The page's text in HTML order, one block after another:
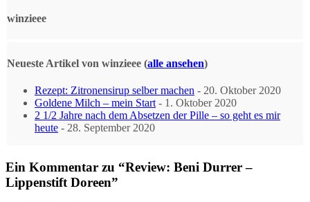
winzieee
Neueste Artikel von winzieee (alle ansehen)
Rezept: Zitronensirup selber machen - 20. Oktober 2020
Goldene Milch – mein Start - 1. Oktober 2020
2 1/2 Jahre nach dem Absetzen der Pille – so geht es mir
heute - 28. September 2020
Ein Kommentar zu “Review: Beni Durrer –
Lippenstift Doreen”